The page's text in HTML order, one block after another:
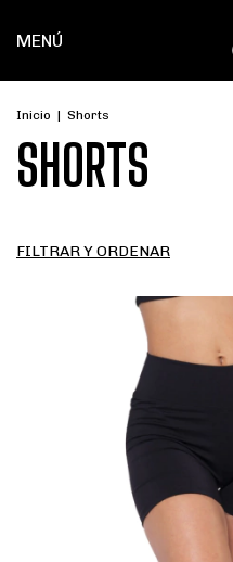
MENÚ
Inicio | Shorts
SHORTS
FILTRAR Y ORDENAR